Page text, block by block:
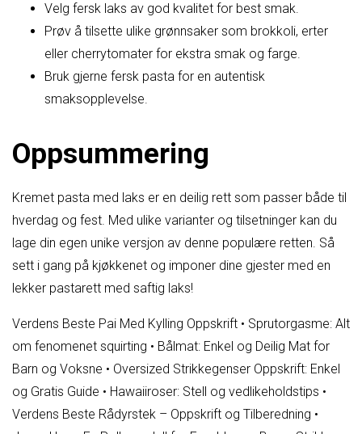
Velg fersk laks av god kvalitet for best smak.
Prøv å tilsette ulike grønnsaker som brokkoli, erter
eller cherrytomater for ekstra smak og farge.
Bruk gjerne fersk pasta for en autentisk
smaksopplevelse.
Oppsummering
Kremet pasta med laks er en deilig rett som passer både til
hverdag og fest. Med ulike varianter og tilsetninger kan du
lage din egen unike versjon av denne populære retten. Så
sett i gang på kjøkkenet og imponer dine gjester med en
lekker pastarett med saftig laks!
Verdens Beste Pai Med Kylling Oppskrift • Sprutorgasme: Alt
om fenomenet squirting • Bålmat: Enkel og Deilig Mat for
Barn og Voksne • Oversized Strikkegenser Oppskrift: Enkel
og Gratis Guide • Hawaiiroser: Stell og vedlikeholdstips •
Verdens Beste Rådyrstek – Oppskrift og Tilberedning •